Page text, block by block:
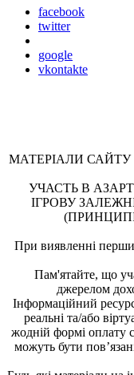
facebook
twitter
google
vkontakte
МАТЕРІАЛИ САЙТУ
УЧАСТЬ В
ІГРОВУ
При виявленні
Пам'ятайте, що
джерелом
Інформаційний
реальні та/або
жодній формі оплату
можуть бути